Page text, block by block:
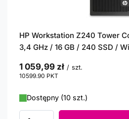
HP Workstation Z240 Tower
3,4 GHz / 16 GB / 240 SSD /
1 059,99 zł / szt.
10599.90 PKT
Dostępny (10 szt.)